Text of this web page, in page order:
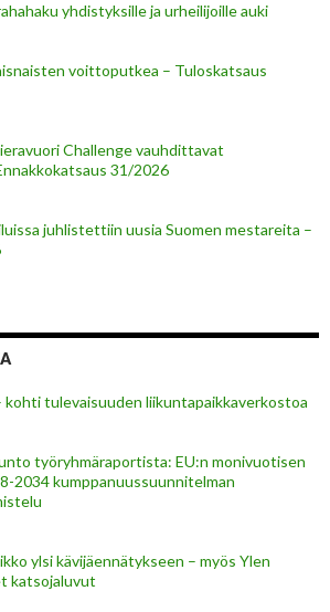
yhdistyksille ja urheilijoille auki
voittoputkea – Tuloskatsaus
Challenge vauhdittavat
31/2026
juhlistettiin uusia Suomen mestareita –
kohti tulevaisuuden liikuntapaikkaverkostoa
työryhmäraportista: EU:n monivuotisen
2034 kumppanuussuunnitelman
ylsi kävijäennätykseen – myös Ylen
katsojaluvut